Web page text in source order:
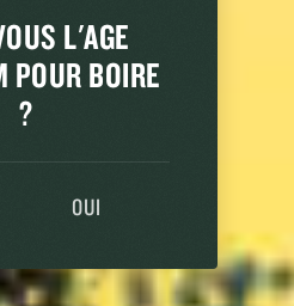
L'AGE
BOIRE
?
OUI
ET
une entreprise familiale et
125 ans. Laissez-vous
d’antan et découvrez
l’avenir.